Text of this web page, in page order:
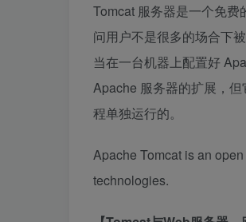
Tomcat 服务器是一个免
问用户不是很多的场合下
当在一台机器上配置好
Apache 服务器的扩展，
程单独运行的。
Apache Tomcat is an
technologies.